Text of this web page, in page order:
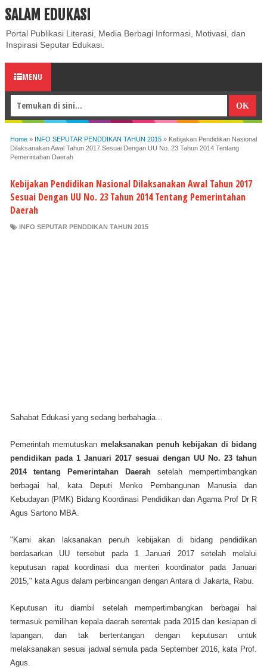
ABOUT CONTACT US
SALAM EDUKASI
Portal Publikasi Literasi, Media Berbagi Informasi, Motivasi, dan
Inspirasi Seputar Edukasi.
MENU
Home » INFO SEPUTAR PENDDIKAN TAHUN 2015 » Kebijakan Pendidikan Nasional
Dilaksanakan Awal Tahun 2017 Sesuai Dengan UU No. 23 Tahun 2014 Tentang
Pemerintahan Daerah
Kebijakan Pendidikan Nasional Dilaksanakan Awal Tahun 2017
Sesuai Dengan UU No. 23 Tahun 2014 Tentang Pemerintahan
Daerah
INFO SEPUTAR PENDDIKAN TAHUN 2015
Sahabat Edukasi yang sedang berbahagia...
Pemerintah memutuskan melaksanakan penuh kebijakan di bidang
pendidikan pada 1 Januari 2017 sesuai dengan UU No. 23 tahun
2014 tentang Pemerintahan Daerah setelah mempertimbangkan
berbagai hal, kata Deputi Menko Pembangunan Manusia dan
Kebudayan (PMK) Bidang Koordinasi Pendidikan dan Agama Prof Dr R
Agus Sartono MBA.
"Kami akan laksanakan penuh kebijakan di bidang pendidikan
berdasarkan UU tersebut pada 1 Januari 2017 setelah melalui
keputusan rapat koordinasi dua menteri koordinator pada Januari
2015," kata Agus dalam perbincangan dengan Antara di Jakarta, Rabu.
Keputusan itu diambil setelah mempertimbangkan berbagai hal
termasuk pemilihan kepala daerah serentak pada 2015 dan kesiapan di
lapangan, dan tak bertentangan dengan keputusan untuk
melaksanakan sesuai jadwal semula pada September 2016, kata Prof.
Agus.